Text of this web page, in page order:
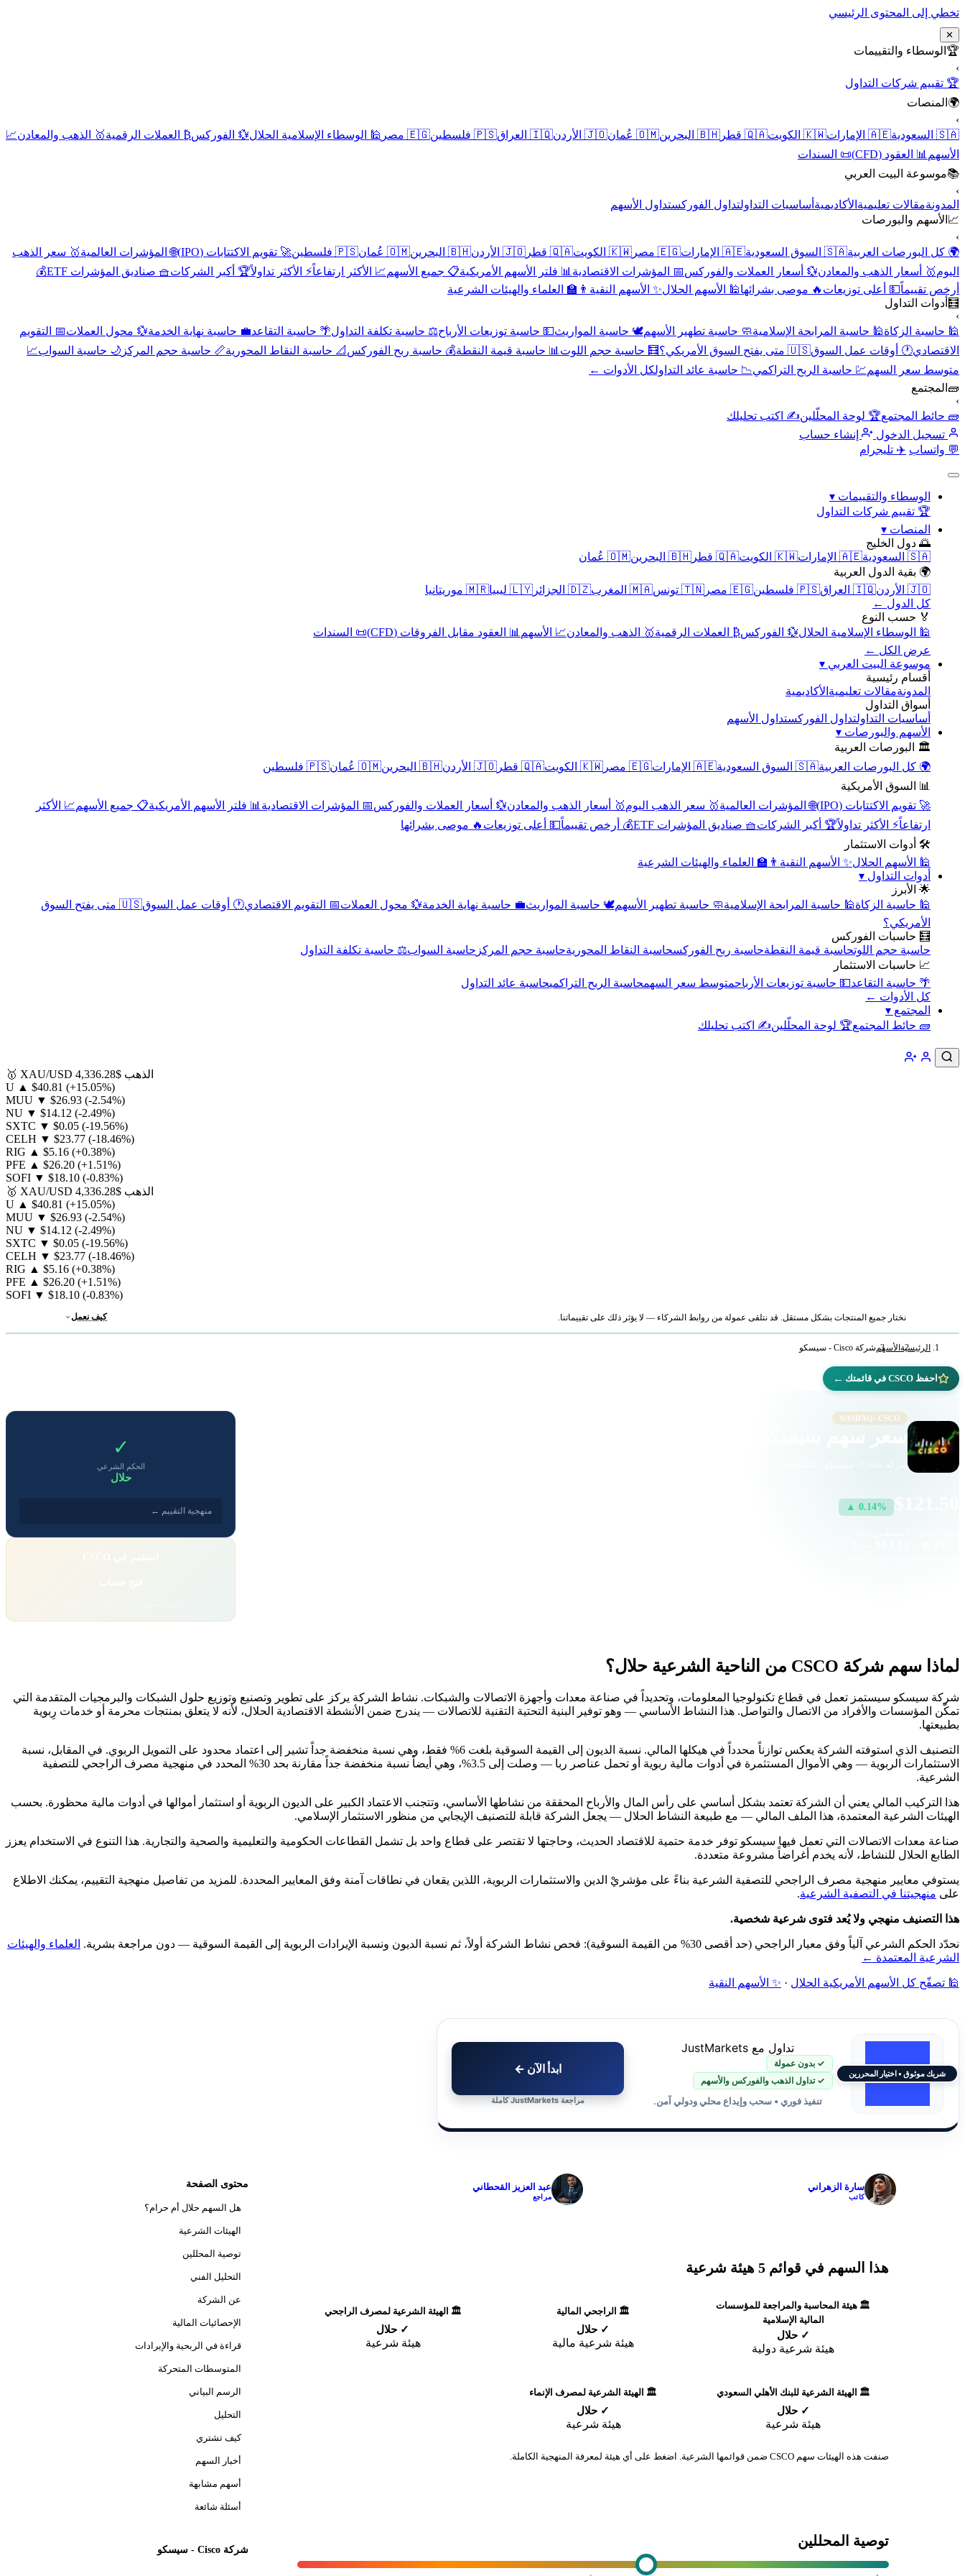
تخطي إلى المحتوى الرئيسي
✕
🏆 الوسطاء والتقييمات
›
🏆 تقييم شركات التداول
🌍 المنصات
›
🇸🇦 السعودية
🇦🇪 الإمارات 🇰🇼 الكويت 🇶🇦 قطر 🇧🇭 البحرين 🇴🇲 عُمان 🇯🇴 الأردن 🇮🇶 العراق 🇵🇸 فلسطين 🇪🇬 مصر 🕌 الوسطاء الإسلامية الحلال💱 الفوركس₿ العملات الرقمية🥇 الذهب والمعادن📈
الأسهم 📊 العقود (CFD)
📜 السندات
📚موسوعة البيت العربي
›
المدونةمقالات تعليمية الأكاديمية أساسيات التداولتداول الفوركستداول الأسهم
📈 الأسهم والبورصات
›
🌍 كل البورصات العربية🇸🇦 السوق السعودية 🇦🇪 الإمارات 🇪🇬 مصر 🇰🇼 الكويت 🇶🇦 قطر 🇯🇴 الأردن 🇧🇭 البحرين 🇴🇲 عُمان 🇵🇸 فلسطين 🚀 تقويم الاكتتابات (IPO) 🌐 المؤشرات العالمية🥇 سعر الذهب
اليوم🥇 أسعار الذهب والمعادن💱 أسعار العملات والفوركس📅 المؤشرات الاقتصادية 📊 فلتر الأسهم الأمريكية📋 جميع الأسهم📈 الأكثر ارتفاعاً⚡ الأكثر تداولاً🏆 أكبر الشركات🧺 صناديق المؤشرات ETF
💰
أرخص تقييماً💵 أعلى توزيعات 🔥 موصى بشرائها🕌 الأسهم الحلال✨ الأسهم النقية 👨‍🏫 العلماء والهيئات الشرعية
🧮 أدوات التداول
›
🕌 حاسبة الزكاة🕌 حاسبة المرابحة الإسلامية🧼 حاسبة تطهير الأسهم🕊️ حاسبة المواريث💵 حاسبة توزيعات الأرباح⚖️ حاسبة تكلفة التداول🌴 حاسبة التقاعد💼 حاسبة نهاية الخدمة💱 محول العملات📅 التقويم
الاقتصادي🕐 أوقات عمل السوق🇺🇸 متى يفتح السوق الأمريكي؟ 🧮 حاسبة حجم اللوت 📊 حاسبة قيمة النقطة💰 حاسبة ربح الفوركس 📐 حاسبة النقاط المحورية📏 حاسبة حجم المركز 🌙 حاسبة السواب📈
متوسط سعر السهم💹 حاسبة الربح التراكمي📉 حاسبة عائد التداولكل الأدوات ←
🧱 المجتمع
›
🧱 حائط المجتمع🏆 لوحة المحلّلين✍️ اكتب تحليلك
تسجيل الدخول
إنشاء حساب
💬 واتساب ✈️ تليجرام
الوسطاء والتقييمات ▾
🏆 تقييم شركات التداول
المنصات ▾
🌅 دول الخليج
🇸🇦 السعودية
🇦🇪 الإمارات 🇰🇼 الكويت 🇶🇦 قطر 🇧🇭 البحرين
🇴🇲 عُمان
🌍 بقية الدول العربية
🇯🇴 الأردن
🇮🇶 العراق 🇵🇸 فلسطين 🇪🇬 مصر 🇹🇳 تونس 🇲🇦 المغرب 🇩🇿 الجزائر 🇱🇾 ليبيا
🇲🇷 موريتانيا
كل الدول ←
🏅 حسب النوع
🕌 الوسطاء الإسلامية الحلال💱 الفوركس₿ العملات الرقمية🥇 الذهب والمعادن📈 الأسهم 📊 العقود مقابل الفروقات (CFD)
📜 السندات
عرض الكل ←
موسوعة البيت العربي ▾
أقسام رئيسية
المدونةمقالات تعليمية الأكاديمية
أسواق التداول
أساسيات التداولتداول الفوركستداول الأسهم
الأسهم والبورصات ▾
🏛️ البورصات العربية
🌍 كل البورصات العربية🇸🇦 السوق السعودية 🇦🇪 الإمارات 🇪🇬 مصر 🇰🇼 الكويت 🇶🇦 قطر 🇯🇴 الأردن 🇧🇭 البحرين 🇴🇲 عُمان
🇵🇸 فلسطين
📊 السوق الأمريكية
🚀 تقويم الاكتتابات (IPO)
🌐 المؤشرات العالمية🥇 سعر الذهب اليوم🥇 أسعار الذهب والمعادن💱 أسعار العملات والفوركس📅 المؤشرات الاقتصادية 📊 فلتر الأسهم الأمريكية📋 جميع الأسهم📈 الأكثر
ارتفاعاً⚡ الأكثر تداولاً🏆 أكبر الشركات🧺 صناديق المؤشرات ETF 💰 أرخص تقييماً💵 أعلى توزيعات 🔥 موصى بشرائها
🛠️ أدوات الاستثمار
🕌 الأسهم الحلال✨ الأسهم النقية 👨‍🏫 العلماء والهيئات الشرعية
أدوات التداول ▾
🌟 الأبرز
🕌 حاسبة الزكاة🕌 حاسبة المرابحة الإسلامية🧼 حاسبة تطهير الأسهم🕊️ حاسبة المواريث💼 حاسبة نهاية الخدمة💱 محول العملات📅 التقويم الاقتصادي🕐 أوقات عمل السوق
🇺🇸 متى يفتح السوق
الأمريكي؟
🧮 حاسبات الفوركس
حاسبة حجم اللوتحاسبة قيمة النقطةحاسبة ربح الفوركسحاسبة النقاط المحوريةحاسبة حجم المركز حاسبة السواب⚖️ حاسبة تكلفة التداول
📈 حاسبات الاستثمار
🌴 حاسبة التقاعد💵 حاسبة توزيعات الأرباحمتوسط سعر السهمحاسبة الربح التراكميحاسبة عائد التداول
كل الأدوات ←
المجتمع ▾
🧱 حائط المجتمع🏆 لوحة المحلّلين✍️ اكتب تحليلك
🥇 XAU/USD الذهب $4,336.28
U ▲ $40.81 (+15.05%)
MUU ▼ $26.93 (-2.54%)
NU ▼ $14.12 (-2.49%)
SXTC ▼ $0.05 (-19.56%)
CELH ▼ $23.77 (-18.46%)
RIG ▲ $5.16 (+0.38%)
PFE ▲ $26.20 (+1.51%)
SOFI ▼ $18.10 (-0.83%)
🥇 XAU/USD الذهب $4,336.28
U ▲ $40.81 (+15.05%)
MUU ▼ $26.93 (-2.54%)
NU ▼ $14.12 (-2.49%)
SXTC ▼ $0.05 (-19.56%)
CELH ▼ $23.77 (-18.46%)
RIG ▲ $5.16 (+0.38%)
PFE ▲ $26.20 (+1.51%)
SOFI ▼ $18.10 (-0.83%)
نختار جميع المنتجات بشكل مستقل. قد نتلقى عمولة من روابط الشركاء — لا يؤثر ذلك على تقييماتنا. كيف نعمل
الرئيسية الأسهمشركة Cisco - سيسكو
احفظ CSCO في قائمتك ←
NASDAQ: CSCO
شركة Cisco - سيسكو · التكنولوجيا · ناسداك
▲ 0.14%
✓
الحكم الشرعي
حلال
منهجية التقييم ←
لماذا سهم شركة CSCO من الناحية الشرعية حلال؟
شركة سيسكو سيستمز تعمل في قطاع تكنولوجيا المعلومات، وتحديداً في صناعة معدات وأجهزة الاتصالات والشبكات. نشاط الشركة يركز على تطوير وتصنيع وتوزيع حلول الشبكات والبرمجيات المتقدمة التي
تمكّن المؤسسات والأفراد من الاتصال والتواصل. هذا النشاط الأساسي — وهو توفير البنية التحتية التقنية للاتصالات — يندرج ضمن الأنشطة الاقتصادية الحلال، لأنه لا يتعلق بمنتجات محرمة أو خدمات رِبوية
بطبيعتها.
التصنيف الذي استوفته الشركة يعكس توازناً محدداً في هيكلها المالي. نسبة الديون إلى القيمة السوقية بلغت 6% فقط، وهي نسبة منخفضة جداً تشير إلى اعتماد محدود على التمويل الربوي. في المقابل، نسبة
الاستثمارات الربوية — وهي الأموال المستثمرة في أدوات مالية ربوية أو تحمل عناصر ربا — وصلت إلى 3.5%، وهي أيضاً نسبة منخفضة جداً مقارنة بحد 30% المحدد في منهجية مصرف الراجحي للتصفية
الشرعية.
هذا التركيب المالي يعني أن الشركة تعتمد بشكل أساسي على رأس المال والأرباح المحققة من نشاطها الأساسي، وتتجنب الاعتماد الكبير على الديون الربوية أو استثمار أموالها في أدوات مالية محظورة. بحسب
الهيئات الشرعية المعتمدة، هذا الملف المالي — مع طبيعة النشاط الحلال — يجعل الشركة قابلة للتصنيف الإيجابي من منظور الاستثمار الإسلامي.
صناعة معدات الاتصالات التي تعمل فيها سيسكو توفر خدمة حتمية للاقتصاد الحديث، وحاجتها لا تقتصر على قطاع واحد بل تشمل القطاعات الحكومية والتعليمية والصحية والتجارية. هذا التنوع في الاستخدام يعزز
الطابع الحلال للنشاط، لأنه يخدم أغراضاً مشروعة متعددة.
يستوفي معايير منهجية مصرف الراجحي للتصفية الشرعية بناءً على مؤشريْ الدين والاستثمارات الربوية، اللذين يقعان في نطاقات آمنة وفق المعايير المحددة. للمزيد من تفاصيل منهجية التقييم، يمكنك الاطلاع
على منهجيتنا في التصفية الشرعية.
هذا التصنيف منهجي ولا يُعد فتوى شرعية شخصية.
نحدّد الحكم الشرعي آلياً وفق معيار الراجحي (حد أقصى 30% من القيمة السوقية): فحص نشاط الشركة أولاً، ثم نسبة الديون ونسبة الإيرادات الربوية إلى القيمة السوقية — دون مراجعة بشرية.
العلماء والهيئات
الشرعية المعتمدة ←
🕌 تصفّح كل الأسهم الأمريكية الحلال · ✨ الأسهم النقية
شريك موثوق • اختيار المحررين
تداول مع JustMarkets
✓ بدون عمولة
✓ تداول الذهب والفوركس والأسهم
تنفيذ فوري • سحب وإيداع محلي ودولي آمن.
ابدأ الآن ←
مراجعة JustMarkets كاملة
محتوى الصفحة
هل السهم حلال أم حرام؟
الهيئات الشرعية
توصية المحللين
التحليل الفني
عن الشركة
الإحصائيات المالية
قراءة في الربحية والإيرادات
المتوسطات المتحركة
الرسم البياني
التحليل
كيف تشتري
أخبار السهم
أسهم مشابهة
أسئلة شائعة
شركة Cisco - سيسكو
سارة الزهراني
كاتب
عبد العزيز القحطاني
مراجع
هذا السهم في قوائم 5 هيئة شرعية
🏛️ هيئة المحاسبة والمراجعة للمؤسسات
المالية الإسلامية
✓ حلال
هيئة شرعية دولية
🏛️ الراجحي المالية
✓ حلال
هيئة شرعية مالية
🏛️ الهيئة الشرعية لمصرف الراجحي
✓ حلال
هيئة شرعية
🏛️ الهيئة الشرعية للبنك الأهلي السعودي
✓ حلال
هيئة شرعية
🏛️ الهيئة الشرعية لمصرف الإنماء
✓ حلال
هيئة شرعية
صنفت هذه الهيئات سهم CSCO ضمن قوائمها الشرعية. اضغط على أي هيئة لمعرفة المنهجية الكاملة.
توصية المحللين